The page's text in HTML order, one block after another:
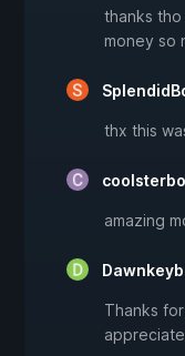
thanks
money so
thx this
amazing
Thanks